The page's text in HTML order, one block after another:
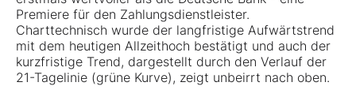
Premiere für den Zahlungsdienstleister.
Charttechnisch wurde der langfristige Aufwärtstrend
mit dem heutigen Allzeithoch bestätigt und auch der
kurzfristige Trend, dargestellt durch den Verlauf der
21-Tagelinie (grüne Kurve), zeigt unbeirrt nach oben.